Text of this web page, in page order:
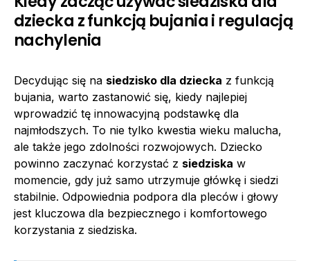
dziecka z funkcją bujania i regulacją
nachylenia
Decydując się na siedzisko dla dziecka z funkcją
bujania, warto zastanowić się, kiedy najlepiej
wprowadzić tę innowacyjną podstawkę dla
najmłodszych. To nie tylko kwestia wieku malucha,
ale także jego zdolności rozwojowych. Dziecko
powinno zaczynać korzystać z siedziska w
momencie, gdy już samo utrzymuje główkę i siedzi
stabilnie. Odpowiednia podpora dla pleców i głowy
jest kluczowa dla bezpiecznego i komfortowego
korzystania z siedziska.